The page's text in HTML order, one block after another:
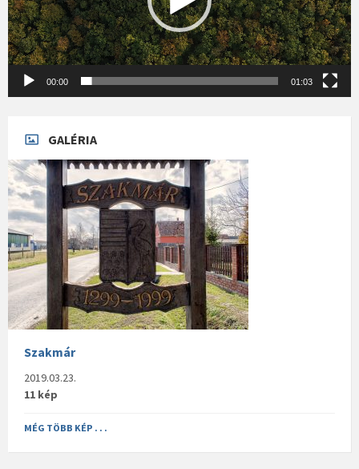
00:00 01:03
GALÉRIA
Szakmár
2019.03.23.
11 kép
MÉG TÖBB KÉP . . .